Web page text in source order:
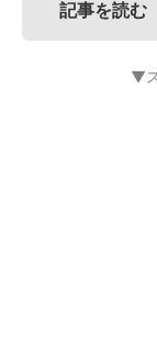
記事を読む
▼